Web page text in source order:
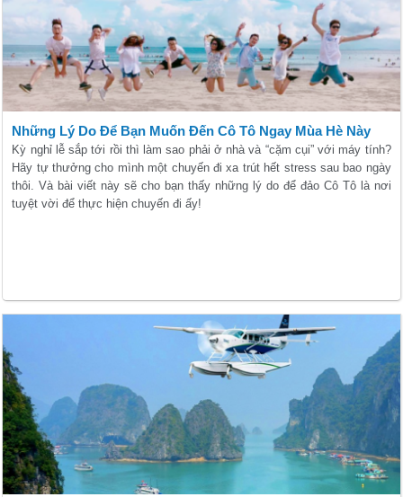
Những Lý Do Để Bạn Muốn Đến Cô Tô Ngay Mùa Hè Này
Kỳ nghỉ lễ sắp tới rồi thì làm sao phải ở nhà và “cặm cụi” với máy tính?
Hãy tự thưởng cho mình một chuyến đi xa trút hết stress sau bao ngày
thôi. Và bài viết này sẽ cho bạn thấy những lý do để đảo Cô Tô là nơi
tuyệt vời để thực hiện chuyến đi ấy!